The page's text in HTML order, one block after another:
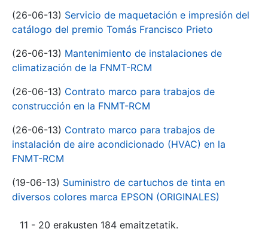
(26-06-13) Servicio de maquetación e impresión del
catálogo del premio Tomás Francisco Prieto
(26-06-13) Mantenimiento de instalaciones de
climatización de la FNMT-RCM
(26-06-13) Contrato marco para trabajos de
construcción en la FNMT-RCM
(26-06-13) Contrato marco para trabajos de
instalación de aire acondicionado (HVAC) en la
FNMT-RCM
(19-06-13) Suministro de cartuchos de tinta en
diversos colores marca EPSON (ORIGINALES)
11 - 20 erakusten 184 emaitzetatik.